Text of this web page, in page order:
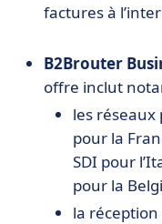
factures à
B2Brouter
offre inclut
les
pour la
SDI pour
pour la
la